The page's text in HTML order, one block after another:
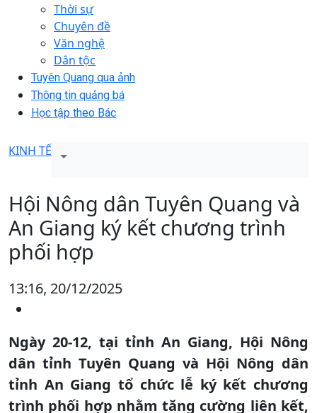
Thời sự
Chuyên đề
Văn nghệ
Dân tộc
Tuyên Quang qua ảnh
Thông tin quảng bá
Học tập theo Bác
KINH TẾ
Hội Nông dân Tuyên Quang và
An Giang ký kết chương trình
phối hợp
13:16, 20/12/2025
Ngày 20-12, tại tỉnh An Giang, Hội Nông
dân tỉnh Tuyên Quang và Hội Nông dân
tỉnh An Giang tổ chức lễ ký kết chương
trình phối hợp nhằm tăng cường liên kết,